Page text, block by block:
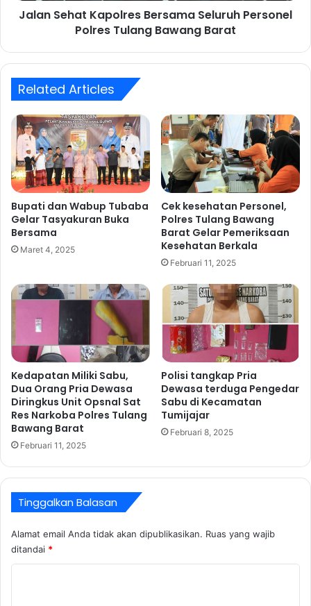
a
l
a
R
e
a
l
i
s
a
s
a
n
o
g
r
a
m
D
D
T
a
h
u
0
2
4
r
e
B
e
r
s
a
m
a
S
u
u
P
e
r
s
o
n
l
P
o
l
r
s
T
u
Jalan Sehat Kapolres Bersama Seluruh Personel
Polres Tulang Bawang Barat
Related Articles
Bupati dan Wabup Tubaba
Gelar Tasyakuran Buka
Bersama
Maret 4, 2025
Cek kesehatan Personel,
Polres Tulang Bawang
Barat Gelar Pemeriksaan
Kesehatan Berkala
Februari 11, 2025
Kedapatan Miliki Sabu,
Dua Orang Pria Dewasa
Diringkus Unit Opsnal Sat
Res Narkoba Polres Tulang
Bawang Barat
Februari 11, 2025
Polisi tangkap Pria
Dewasa terduga Pengedar
Sabu di Kecamatan
Tumijajar
Februari 8, 2025
Tinggalkan Balasan
Alamat email Anda tidak akan dipublikasikan. Ruas yang wajib
ditandai *